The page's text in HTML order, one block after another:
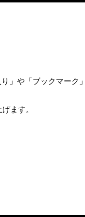
」や「ブックマー
ます。